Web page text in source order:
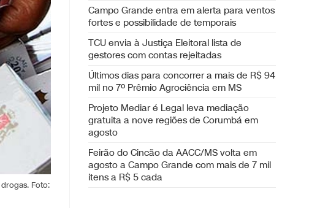
Foto:
Campo Grande entra em alerta para ventos
fortes e possibilidade de temporais
TCU envia à Justiça Eleitoral lista de
gestores com contas rejeitadas
Últimos dias para concorrer a mais de R$ 94
mil no 7º Prêmio Agrociência em MS
Projeto Mediar é Legal leva mediação
gratuita a nove regiões de Corumbá em
agosto
Feirão do Cincão da AACC/MS volta em
agosto a Campo Grande com mais de 7 mil
itens a R$ 5 cada